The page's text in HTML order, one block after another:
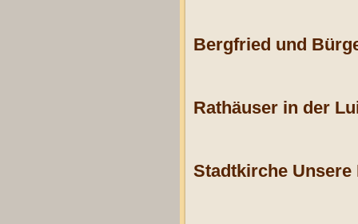
Bergfried und
Rathäuser in der
Stadtkirche Unsere